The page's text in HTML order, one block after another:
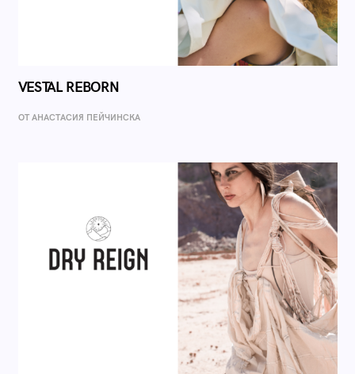
VESTAL REBORN
ОТ AНАСТАСИЯ ПЕЙЧИНСКА